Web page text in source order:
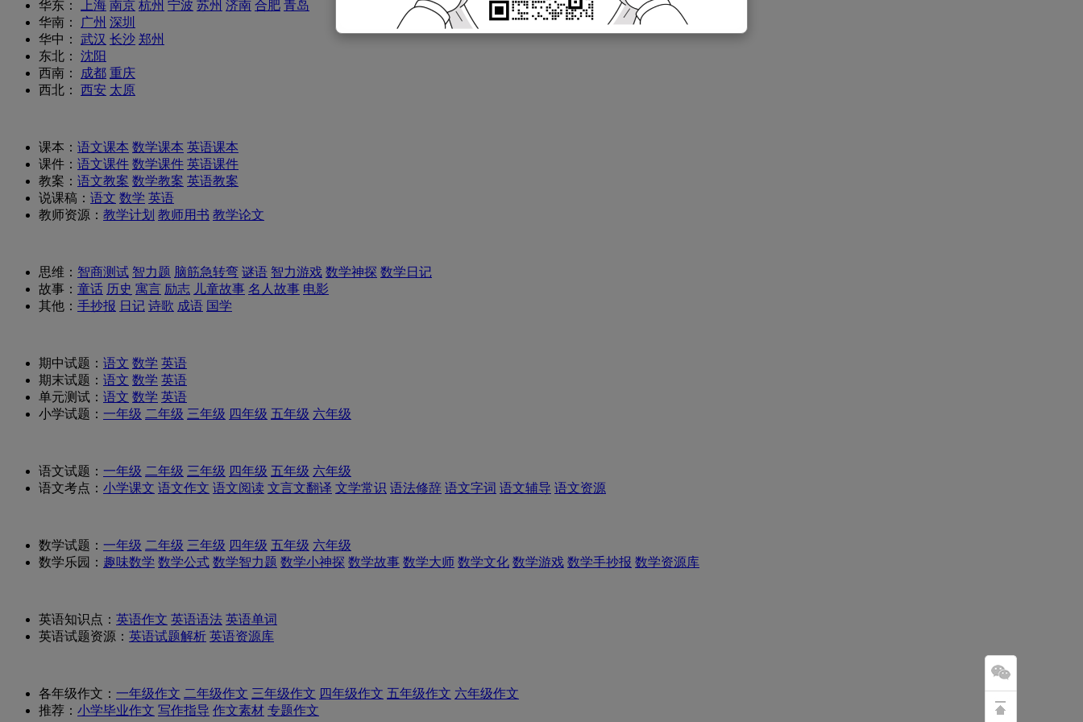
华东： 上海 南京 杭州 宁波 苏州 济南 合肥 青岛
华南：
广州 深圳
华中：
武汉 长沙 郑州
东北：
沈阳
西南：
成都 重庆
西北：
西安 太原
课本： 语文课本 数学课本 英语课本
课件： 语文课件 数学课件 英语课件
教案： 语文教案 数学教案 英语教案
说课稿： 语文 数学 英语
教师资源： 教学计划 教师用书 教学论文
思维： 智商测试 智力题 脑筋急转弯 谜语 智力游戏 数学神探 数学日记
故事： 童话 历史 寓言 励志 儿童故事 名人故事 电影
其他： 手抄报 日记 诗歌 成语 国学
期中试题： 语文 数学 英语
期末试题： 语文 数学 英语
单元测试： 语文 数学 英语
小学试题： 一年级 二年级 三年级 四年级 五年级 六年级
语文试题： 一年级 二年级 三年级 四年级 五年级 六年级
语文考点： 小学课文 语文作文 语文阅读 文言文翻译 文学常识 语法修辞 语文字词 语文辅导 语文资源
数学试题： 一年级 二年级 三年级 四年级 五年级 六年级
数学乐园： 趣味数学 数学公式 数学智力题 数学小神探 数学故事 数学大师 数学文化 数学游戏 数学手抄报 数学资源库
英语知识点： 英语作文 英语语法 英语单词
英语试题资源： 英语试题解析 英语资源库
各年级作文： 一年级作文 二年级作文 三年级作文 四年级作文 五年级作文 六年级作文
推荐： 小学毕业作文 写作指导 作文素材 专题作文